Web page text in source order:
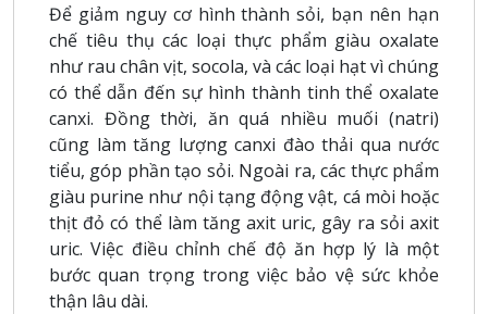
Để giảm nguy cơ hình thành sỏi, bạn nên hạn
chế tiêu thụ các loại thực phẩm giàu oxalate
như rau chân vịt, socola, và các loại hạt vì chúng
có thể dẫn đến sự hình thành tinh thể oxalate
canxi. Đồng thời, ăn quá nhiều muối (natri)
cũng làm tăng lượng canxi đào thải qua nước
tiểu, góp phần tạo sỏi. Ngoài ra, các thực phẩm
giàu purine như nội tạng động vật, cá mòi hoặc
thịt đỏ có thể làm tăng axit uric, gây ra sỏi axit
uric. Việc điều chỉnh chế độ ăn hợp lý là một
bước quan trọng trong việc bảo vệ sức khỏe
thận lâu dài.